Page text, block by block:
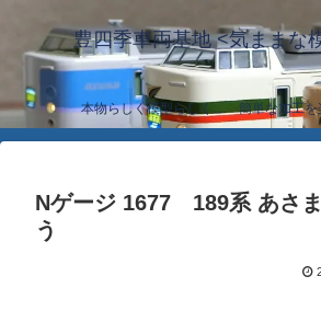
豊四季車両基地 <気ままな
本物らしく模型らしく… 簡単な加工を
Nゲージ 1677 189系 あさ
う